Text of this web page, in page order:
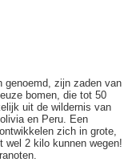
genoemd, zijn zaden van
bomen, die tot 50
uit de wildernis van
en Peru. Een
zich in grote,
wel 2 kilo kunnen wegen!